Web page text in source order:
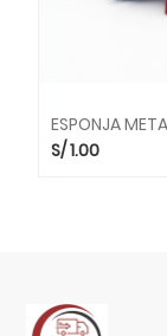
ESPONJA
S/1.00